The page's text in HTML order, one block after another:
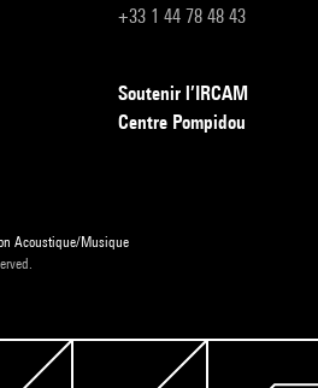
+33 1 44 78 48 43
Soutenir l’IRCAM
Centre Pompidou
Acoustique/Musique